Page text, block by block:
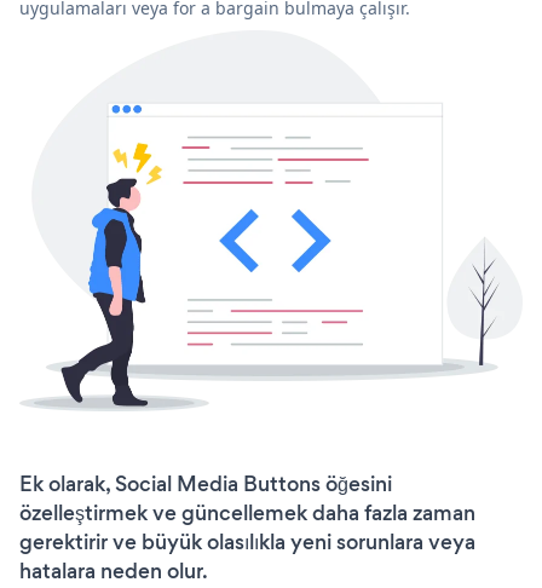
uygulamaları veya for a bargain bulmaya çalışır.
Ek olarak, Social Media Buttons öğesini
özelleştirmek ve güncellemek daha fazla zaman
gerektirir ve büyük olasılıkla yeni sorunlara veya
hatalara neden olur.